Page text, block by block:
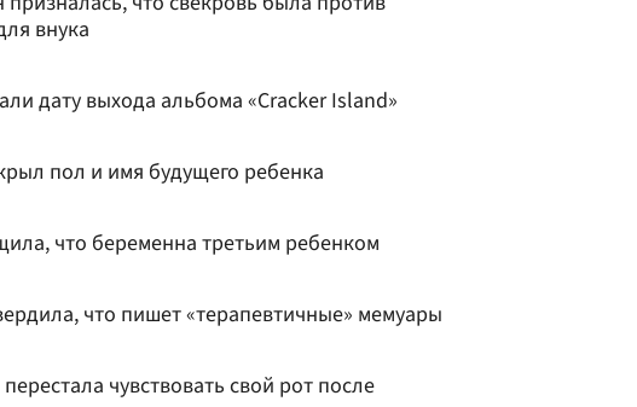
внука
дату выхода альбома «Cracker Island»
пол и имя будущего ребенка
что беременна третьим ребенком
что пишет «терапевтичные» мемуары
чувствовать свой рот после